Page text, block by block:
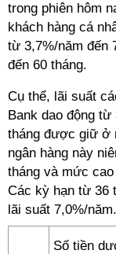
trong phiên hôm
khách hàng cá
từ 3,7%/năm đến
đến 60 tháng.
Cụ thể, lãi suất
Bank dao động
tháng được giữ ở
ngân hàng này
tháng và mức
Các kỳ hạn từ 36
lãi suất 7,0%/năm.
Số tiền